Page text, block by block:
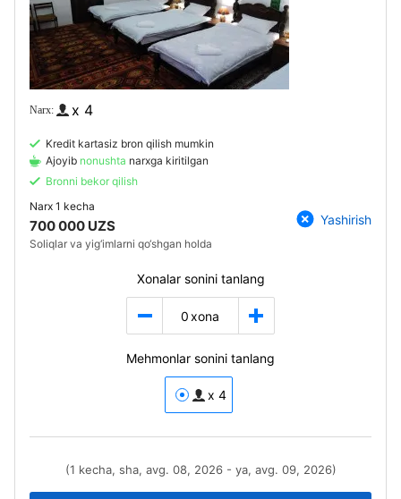
x 4
Kredit kartasiz bron qilish mumkin
Ajoyib nonushta narxga kiritilgan
Bronni bekor qilish
Narx 1 kecha
700 000 UZS
Soliqlar va yig‘imlarni qo‘shgan holda
Yashirish
Xonalar sonini tanlang
0 xona
Mehmonlar sonini tanlang
x 4
(1 kecha, sha, avg. 08, 2026 - ya, avg. 09, 2026)